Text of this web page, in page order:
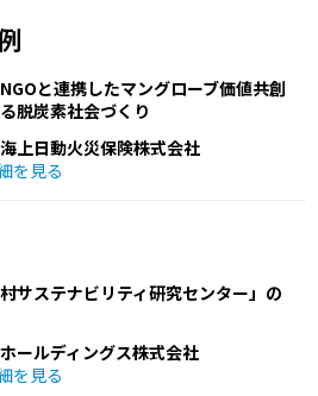
と連携したマングローブ価値共創
脱炭素社会づくり
上日動火災保険株式会社
を見る
村サステナビリティ研究センター」の
ールディングス株式会社
を見る